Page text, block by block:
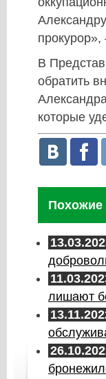
В
обратить
которые
Похожие
лишают